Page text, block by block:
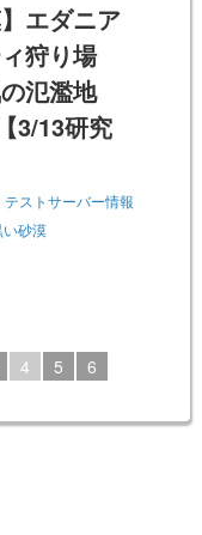
エダニア
狩り場
氾濫地
3/13研究
テストサーバー情報
い砂漠
4 5
6